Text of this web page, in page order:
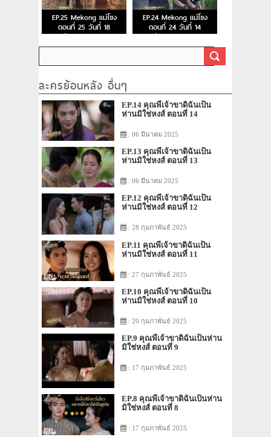
EP.25 Mekong แม่โขง
ตอนที่ 25 วันที่ 18
ธันวาคม 2566
EP.24 Mekong แม่โขง
ตอนที่ 24 วันที่ 14
ธันวาคม 2566
ละครย้อนหลัง อื่นๆ
EP.14 คุณพี่เจ้าขาดิฉันเป็น
ห่านมิใช่หงส์ ตอนที่ 14
: 06 มีนาคม 2025
EP.13 คุณพี่เจ้าขาดิฉันเป็น
ห่านมิใช่หงส์ ตอนที่ 13
: 06 มีนาคม 2025
EP.12 คุณพี่เจ้าขาดิฉันเป็น
ห่านมิใช่หงส์ ตอนที่ 12
: 28 กุมภาพันธ์ 2025
EP.11 คุณพี่เจ้าขาดิฉันเป็น
ห่านมิใช่หงส์ ตอนที่ 11
: 27 กุมภาพันธ์ 2025
EP.10 คุณพี่เจ้าขาดิฉันเป็น
ห่านมิใช่หงส์ ตอนที่ 10
: 20 กุมภาพันธ์ 2025
EP.9 คุณพี่เจ้าขาดิฉันเป็นห่าน
มิใช่หงส์ ตอนที่ 9
: 17 กุมภาพันธ์ 2025
EP.8 คุณพี่เจ้าขาดิฉันเป็นห่าน
มิใช่หงส์ ตอนที่ 8
: 17 กุมภาพันธ์ 2025